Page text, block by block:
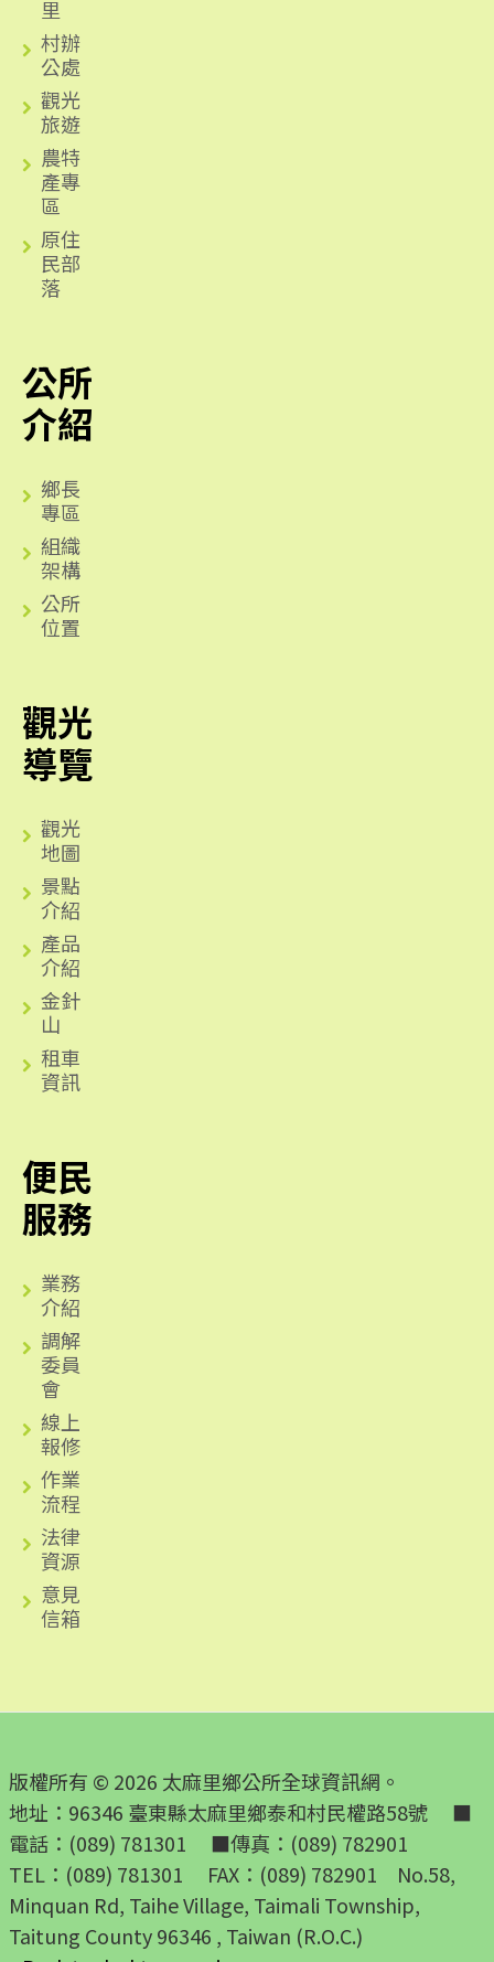
里
村辦
公處
觀光
旅遊
農特
產專
區
原住
民部
落
公所
介紹
鄉長
專區
組織
架構
公所
位置
觀光
導覽
觀光
地圖
景點
介紹
產品
介紹
金針
山
租車
資訊
便民
服務
業務
介紹
調解
委員
會
線上
報修
作業
流程
法律
資源
意見
信箱
版權所有 © 2026 太麻里鄉公所全球資訊網。
地址：96346 臺東縣太麻里鄉泰和村民權路58號 ■
電話：(089) 781301 ■傳真：(089) 782901
TEL：(089) 781301 FAX：(089) 782901 No.58,
Minquan Rd, Taihe Village, Taimali Township,
Taitung County 96346 , Taiwan (R.O.C.)